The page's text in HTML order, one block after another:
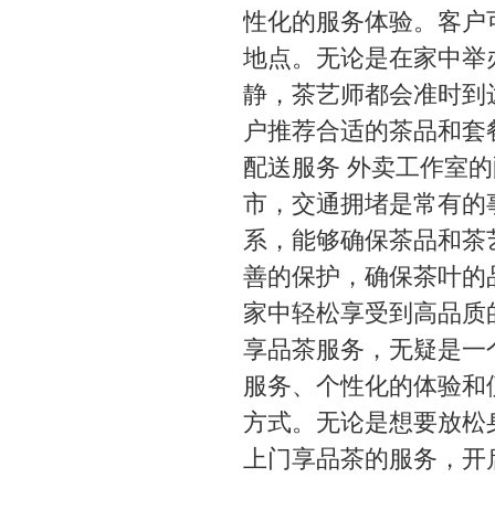
性化的服务体验。客
地点。无论是在家中
静，茶艺师都会准时
户推荐合适的茶品和
配送服务 外卖工作室
市，交通拥堵是常有
系，能够确保茶品和
善的保护，确保茶叶
家中轻松享受到高品
享品茶服务，无疑是
服务、个性化的体验
方式。无论是想要放
上门享品茶的服务，